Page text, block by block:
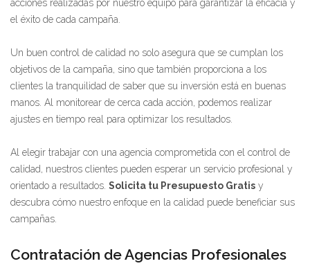
acciones realizadas por nuestro equipo para garantizar la eficacia y
el éxito de cada campaña.
Un buen control de calidad no solo asegura que se cumplan los
objetivos de la campaña, sino que también proporciona a los
clientes la tranquilidad de saber que su inversión está en buenas
manos. Al monitorear de cerca cada acción, podemos realizar
ajustes en tiempo real para optimizar los resultados.
Al elegir trabajar con una agencia comprometida con el control de
calidad, nuestros clientes pueden esperar un servicio profesional y
orientado a resultados. Solicita tu Presupuesto Gratis y
descubra cómo nuestro enfoque en la calidad puede beneficiar sus
campañas.
Contratación de Agencias Profesionales